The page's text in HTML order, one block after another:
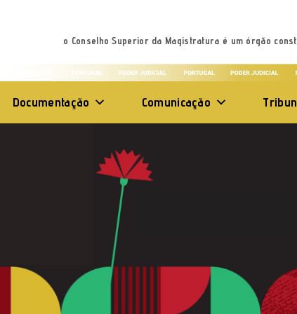
o Conselho Superior da Magistratura é um órgão
Documentação Comunicação